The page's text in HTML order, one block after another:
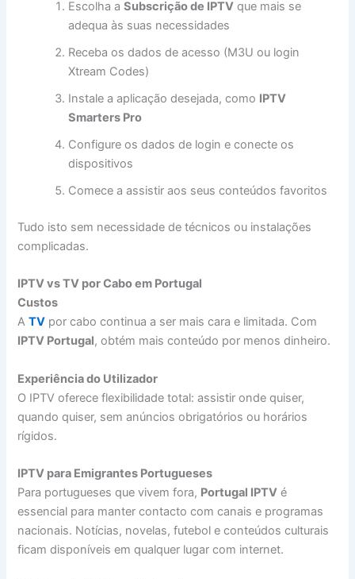
Escolha aSubscrição de IPTV que mais se
adequa às suas necessidades
Receba os dados de acesso (M3U ou login
Xtream Codes)
Instale a aplicação desejada, como IPTV
Smarters Pro
Configure os dados de login e conecte os
dispositivos
Comece a assistir aos seus conteúdos favoritos
Tudo isto sem necessidade de técnicos ou instalações
complicadas.
IPTV vs TV por Cabo em Portugal
Custos
ATV por cabo continua a ser mais cara e limitada. Com
IPTV Portugal, obtém mais conteúdo por menos dinheiro.
Experiência do Utilizador
O IPTV oferece flexibilidade total: assistir onde quiser,
quando quiser, sem anúncios obrigatórios ou horários
rígidos.
IPTV para Emigrantes Portugueses
Para portugueses que vivem fora, Portugal IPTV é
essencial para manter contacto com canais e programas
nacionais. Notícias, novelas, futebol e conteúdos culturais
ficam disponíveis em qualquer lugar com internet.